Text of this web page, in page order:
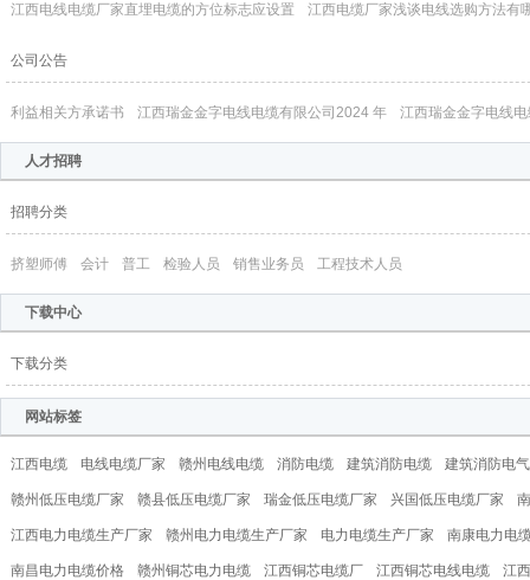
江西电线电缆厂家直埋电缆的方位标志应设置 江西电缆厂家浅谈电线选购方法有
公司公告
利益相关方承诺书 江西瑞金金字电线电缆有限公司2024 年 江西瑞金金字电线
人才招聘
招聘分类
​挤塑师傅 会计 普工 检验人员 销售业务员 工程技术人员
下载中心
下载分类
网站标签
江西电缆 电线电缆厂家 赣州电线电缆 消防电缆 建筑消防电缆 建筑消防电
赣州低压电缆厂家 赣县低压电缆厂家 瑞金低压电缆厂家 兴国低压电缆厂家
江西电力电缆生产厂家 赣州电力电缆生产厂家 电力电缆生产厂家 南康电力电
南昌电力电缆价格 赣州铜芯电力电缆 江西铜芯电缆厂 江西铜芯电线电缆 江